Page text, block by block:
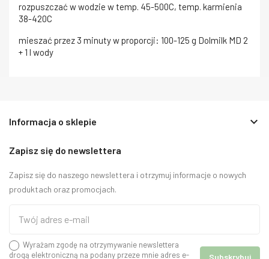
rozpuszczać w wodzie w temp. 45-500C, temp. karmienia
38-420C
mieszać przez 3 minuty w proporcji: 100-125 g Dolmilk MD 2
+ 1 l wody
Informacja o sklepie keyboard_arrow_down
Zapisz się do newslettera
Zapisz się do naszego newslettera i otrzymuj informacje o nowych
produktach oraz promocjach.
Wyrażam zgodę na otrzymywanie newslettera
drogą elektroniczną na podany przeze mnie adres e-